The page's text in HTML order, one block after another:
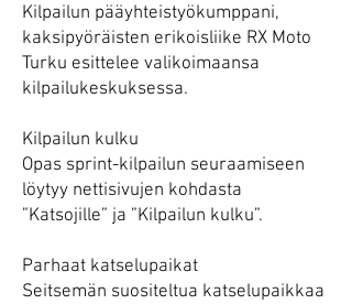
Kilpailun pääyhteistyökumppani,
kaksipyöräisten erikoisliike RX Moto
Turku esittelee valikoimaansa
kilpailukeskuksessa.
Kilpailun kulku
Opas sprint-kilpailun seuraamiseen
löytyy nettisivujen kohdasta
”Katsojille” ja ”Kilpailun kulku”.
Parhaat katselupaikat
Seitsemän suositeltua katselupaikkaa